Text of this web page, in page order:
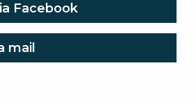
Facebook
mail